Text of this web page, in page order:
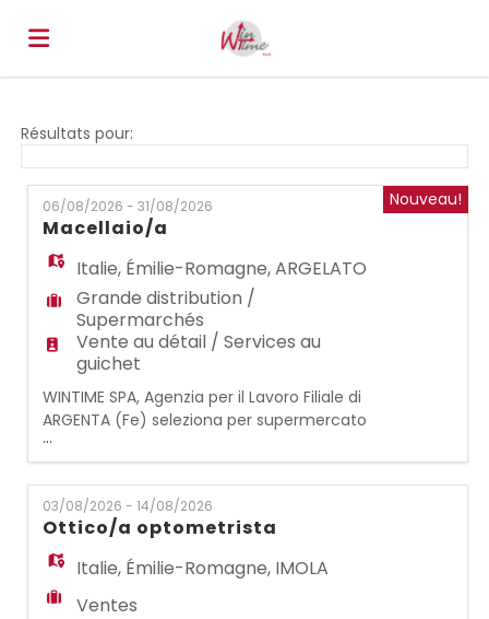
Emplois
Déposez
votre
CV
Connexion
Langue
EN
FR
Résultats pour:
06/08/2026 - 31/08/2026
Macellaio/a
Italie, Émilie-Romagne,ARGELATO
Grande distribution /
Supermarchés
Vente au détail / Services au
guichet
WINTIME SPA, Agenzia per il Lavoro Filiale di
ARGENTA (Fe) seleziona per supermercato
di ARGELATO (BO): MACELLAIO/IA con
esperienza di disosso e porzionamento
carni, preparazioni gastronomiche e servizio
al banco. Orario full time,40 ore, dal lunedì
al sabato su 2 turni (6.30-13 / 15.30-20) con
2 gg di rientro con orario spezzato. Iniziale
cont
...
Nouveau!
03/08/2026 - 14/08/2026
Ottico/a optometrista
Italie, Émilie-Romagne, IMOLA
Ventes